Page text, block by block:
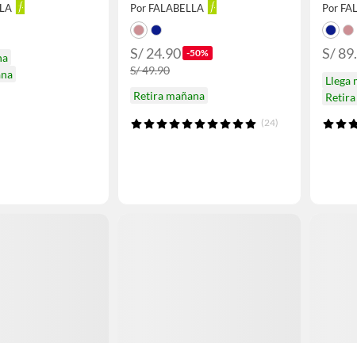
Por FALABELLA
S/ 24.90 -50%
S/ 49.90
Retira mañana
(24)
Por
S/
Llega